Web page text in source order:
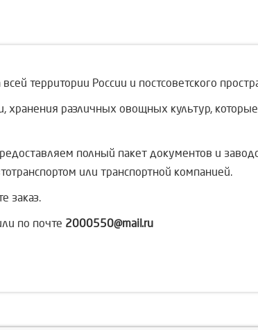
территории России и постсоветского
хранения различных овощных культур,
полный пакет документов и
или транспортной компанией.
заказ.
по почте 2000550@mail.ru